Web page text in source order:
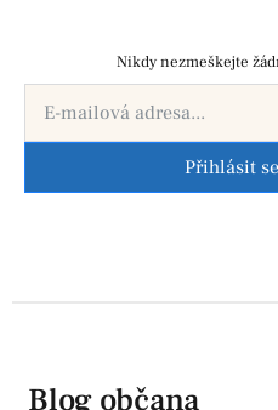
Nikdy nezmeškejte
Přihlásit
Blog občana